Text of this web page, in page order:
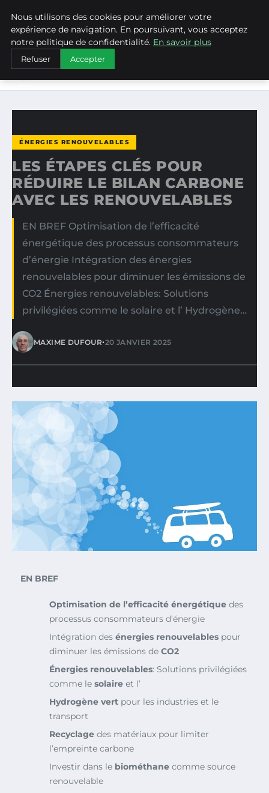
WEARECLIMATECONTROL
ACCUEIL
ÉNERGIES RENOUVELABLES
LES ÉTAPES CLÉS POUR RÉDUIRE LE BILAN CARBONE AVEC
ÉNERGIES RENOUVELABLES
LES ÉTAPES CLÉS POUR
RÉDUIRE LE BILAN CARBONE
AVEC LES RENOUVELABLES
EN BREF Optimisation de l’efficacité
énergétique des processus consommateurs
d’énergie Intégration des énergies
renouvelables pour diminuer les émissions de
CO2 Énergies renouvelables: Solutions
privilégiées comme le solaire et l’ Hydrogène…
MAXIME DUFOUR•20 JANVIER 2025
EN BREF
Optimisation de l’efficacité énergétique des
processus consommateurs d’énergie
Intégration des énergies renouvelables pour
diminuer les émissions de CO2
Énergies renouvelables: Solutions privilégiées
comme le solaire et l’
Hydrogène vert pour les industries et le
transport
Recyclage des matériaux pour limiter
l’empreinte carbone
Investir dans le biométhane comme source
renouvelable
Nous utilisons des cookies pour améliorer votre
expérience de navigation. En poursuivant, vous acceptez
notre politique de confidentialité. En savoir plus
Refuser Accepter